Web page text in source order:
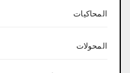
المحاكيات
المحولات